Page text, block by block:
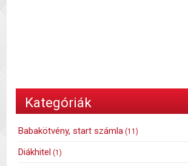
Kategóriák
Babakötvény, start számla (11)
Diákhitel (1)